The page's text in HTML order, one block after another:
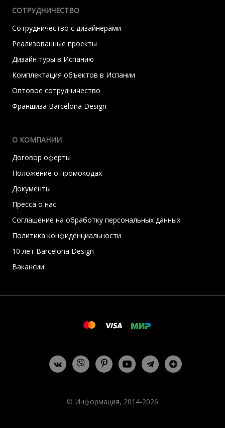
СОТРУДНИЧЕСТВО
Сотрудничество с дизайнерами
Реализованные проекты
Дизайн туры в Испанию
Комплектация объектов в Испании
Оптовое сотрудничество
Франшиза Barcelona Design
О КОМПАНИИ
Договор оферты
Положение о промокодах
Документы
Пресса о нас
Соглашение на обработку персональных данных
Политика конфиденциальности
10 лет Barcelona Design
Вакансии
© Информация, 2014-2026